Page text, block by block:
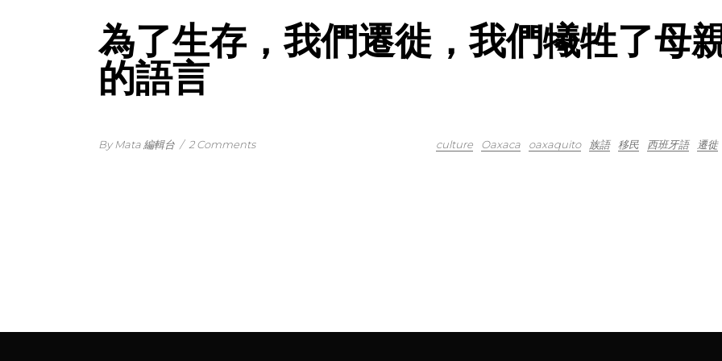
為了生存，我們遷徙，我們犧牲了母
的語言
By Mata 編輯台 / 2 Comments culture Oaxaca oaxaquito 族語 移民 西班牙語 遷徙